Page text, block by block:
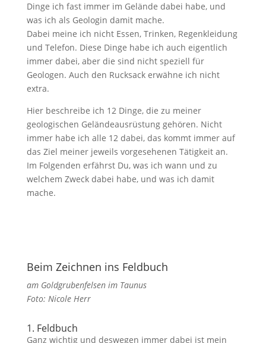
Dinge ich fast immer im Gelände dabei habe, und
was ich als Geologin damit mache.
Dabei meine ich nicht Essen, Trinken, Regenkleidung
und Telefon. Diese Dinge habe ich auch eigentlich
immer dabei, aber die sind nicht speziell für
Geologen. Auch den Rucksack erwähne ich nicht
extra.
Hier beschreibe ich 12 Dinge, die zu meiner
geologischen Geländeausrüstung gehören. Nicht
immer habe ich alle 12 dabei, das kommt immer auf
das Ziel meiner jeweils vorgesehenen Tätigkeit an.
Im Folgenden erfährst Du, was ich wann und zu
welchem Zweck dabei habe, und was ich damit
mache.
Beim Zeichnen ins Feldbuch
am Goldgrubenfelsen im Taunus
Foto: Nicole Herr
1. Feldbuch
Ganz wichtig und deswegen immer dabei ist mein